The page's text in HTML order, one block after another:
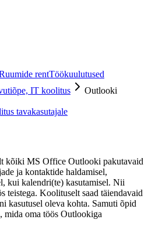
rentTöökuulutused
IT koolitus
Outlooki
tavakasutajale
kõiki MS Office Outlooki pakutavaid
ja kontaktide haldamisel,
kui kalendri(te) kasutamisel. Nii
teistega. Koolituselt saad täiendavaid
kasutusel oleva kohta. Samuti õpid
mida oma töös Outlookiga